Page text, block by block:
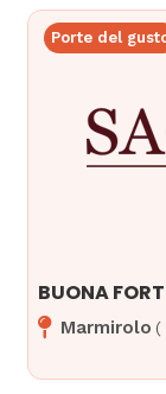
Porte del
BUONA
Marmirolo (